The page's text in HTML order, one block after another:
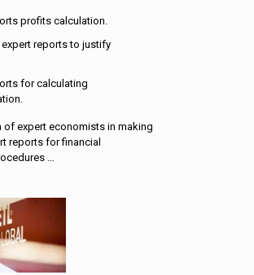
profits calculation.
reports to justify
for calculating
of expert economists in making
reports for financial
…